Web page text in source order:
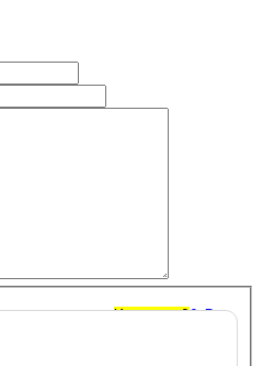
Корзина 00 ₽